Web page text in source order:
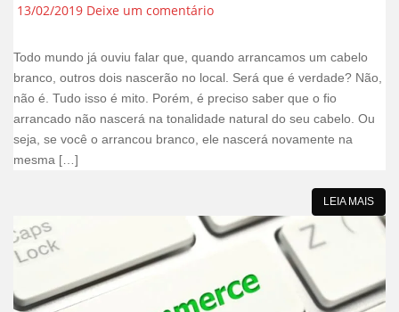
13/02/2019 Deixe um comentário
Todo mundo já ouviu falar que, quando arrancamos um cabelo
branco, outros dois nascerão no local. Será que é verdade? Não,
não é. Tudo isso é mito. Porém, é preciso saber que o fio
arrancado não nascerá na tonalidade natural do seu cabelo. Ou
seja, se você o arrancou branco, ele nascerá novamente na
mesma […]
LEIA MAIS